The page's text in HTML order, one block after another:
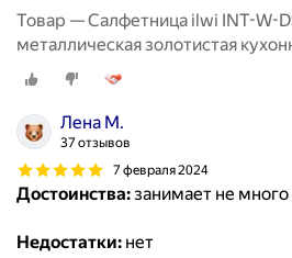
Товар — Салфетница ilwi INT-W-
металлическая золотистая
держатель для бумажных
Лена М.
37 отзывов
7 февраля 2024
Достоинства:занимает не
Недостатки: нет